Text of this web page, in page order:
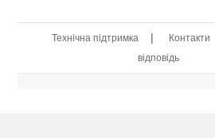
Технічна підтримка | Контакти
відповідь